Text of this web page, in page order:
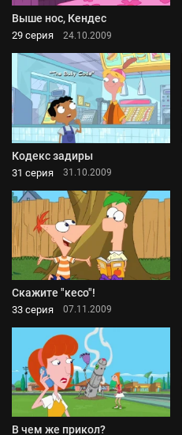
Выше нос, Кендес
29 серия 24.10.2009
Кодекс задиры
31 серия 31.10.2009
Скажите "кесо"!
33 серия 07.11.2009
В чем же прикол?